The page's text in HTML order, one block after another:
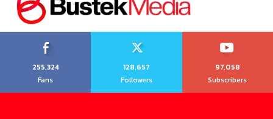
255,324
Fans
128,657
Followers
97,058
Subscribers